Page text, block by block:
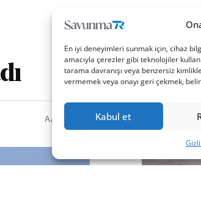
En iyi deneyimleri sunmak için, cihaz
amacıyla çerezler gibi teknolojiler
tarama davranışı veya benzersiz
vermemek veya onayı geri çekmek,
Kabul et
AA